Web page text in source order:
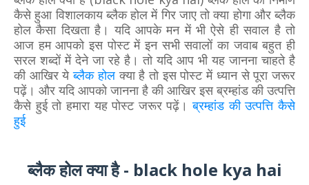
कैसे हुआविशालकाय ब्लैक होलमें गिर जाए तो क्या होगा और ब्लैक
होल कैसा दिखता है। यदि आपके मन में भी ऐसे ही सवाल है तो
आज हम आपको इस पोस्ट में इन सभी सवालों का जवाब बहुत ही
सरल शब्दों में देने जा रहे है। तो यदि आप भी यह जानना चाहते है
की आखिर येब्लैक होलक्या है तो इस पोस्ट में ध्यान से पूरा जरूर
पढ़ें। और यदि आपको जानना है की आखिर इस ब्रम्हांड की उत्पत्ति
कैसे हुई तो हमारा यह पोस्ट जरूर पढ़ें।ब्रम्हांड की उत्पत्ति कैसे
हुई
ब्लैक होल क्या है - black hole kya hai